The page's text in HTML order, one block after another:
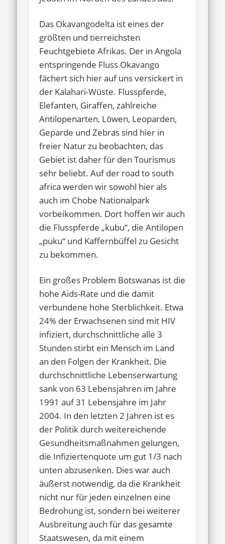
Das Okavangodelta ist eines der
größten und tierreichsten
Feuchtgebiete Afrikas. Der in Angola
entspringende Fluss Okavango
fächert sich hier auf uns versickert in
der Kalahari-Wüste. Flusspferde,
Elefanten, Giraffen, zahlreiche
Antilopenarten, Löwen, Leoparden,
Geparde und Zebras sind hier in
freier Natur zu beobachten, das
Gebiet ist daher für den Tourismus
sehr beliebt. Auf der road to south
africa werden wir sowohl hier als
auch im Chobe Nationalpark
vorbeikommen. Dort hoffen wir auch
die Flusspferde „kubu“, die Antilopen
„puku“ und Kaffernbüffel zu Gesicht
zu bekommen.
Ein großes Problem Botswanas ist die
hohe Aids-Rate und die damit
verbundene hohe Sterblichkeit. Etwa
24% der Erwachsenen sind mit HIV
infiziert, durchschnittliche alle 3
Stunden stirbt ein Mensch im Land
an den Folgen der Krankheit. Die
durchschnittliche Lebenserwartung
sank von 63 Lebensjahren im Jahre
1991 auf 31 Lebensjahre im Jahr
2004. In den letzten 2 Jahren ist es
der Politik durch weitereichende
Gesundheitsmaßnahmen gelungen,
die Infiziertenquote um gut 1/3 nach
unten abzusenken. Dies war auch
äußerst notwendig, da die Krankheit
nicht nur für jeden einzelnen eine
Bedrohung ist, sondern bei weiterer
Ausbreitung auch für das gesamte
Staatswesen, da mit einem